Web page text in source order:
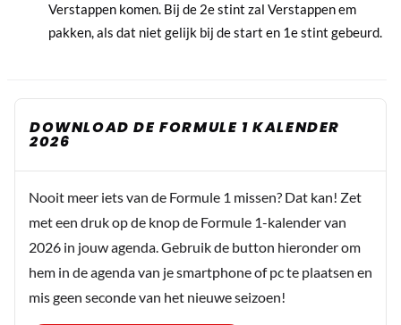
Verstappen komen. Bij de 2e stint zal Verstappen em
pakken, als dat niet gelijk bij de start en 1e stint gebeurd.
DOWNLOAD DE FORMULE 1 KALENDER
2026
Nooit meer iets van de Formule 1 missen? Dat kan! Zet
met een druk op de knop de Formule 1-kalender van
2026 in jouw agenda. Gebruik de button hieronder om
hem in de agenda van je smartphone of pc te plaatsen en
mis geen seconde van het nieuwe seizoen!